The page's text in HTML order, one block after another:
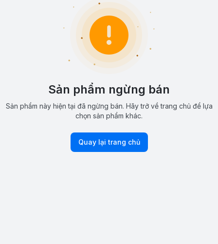
Sản phẩm ngừng bán
Sản phẩm này hiện tại đã ngừng bán. Hãy trở về trang chủ để lựa
chọn sản phẩm khác.
Quay lại trang chủ